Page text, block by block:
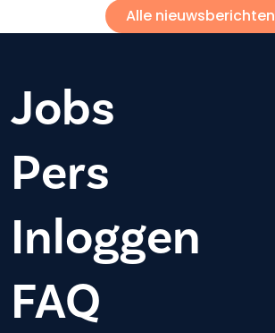
Alle nieuwsberichten
Jobs
Pers
Inloggen
FAQ